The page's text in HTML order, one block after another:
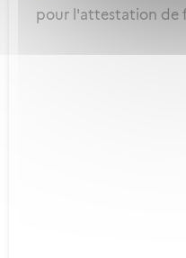
pour l'attestation de